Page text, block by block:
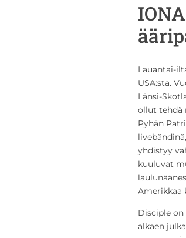
Lauantai-
USA:sta.
Länsi-
ollut tehdä
Pyhän
yhdistyy
kuuluvat
Amerikkaa
Disciple on
alkaen